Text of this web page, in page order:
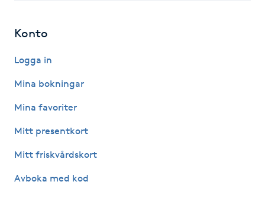
Hudföryngring
Hudvård
Hyaluronsyra
Konto
Logga in
Mina bokningar
Mina favoriter
Mitt presentkort
Mitt friskvårdskort
Avboka med kod